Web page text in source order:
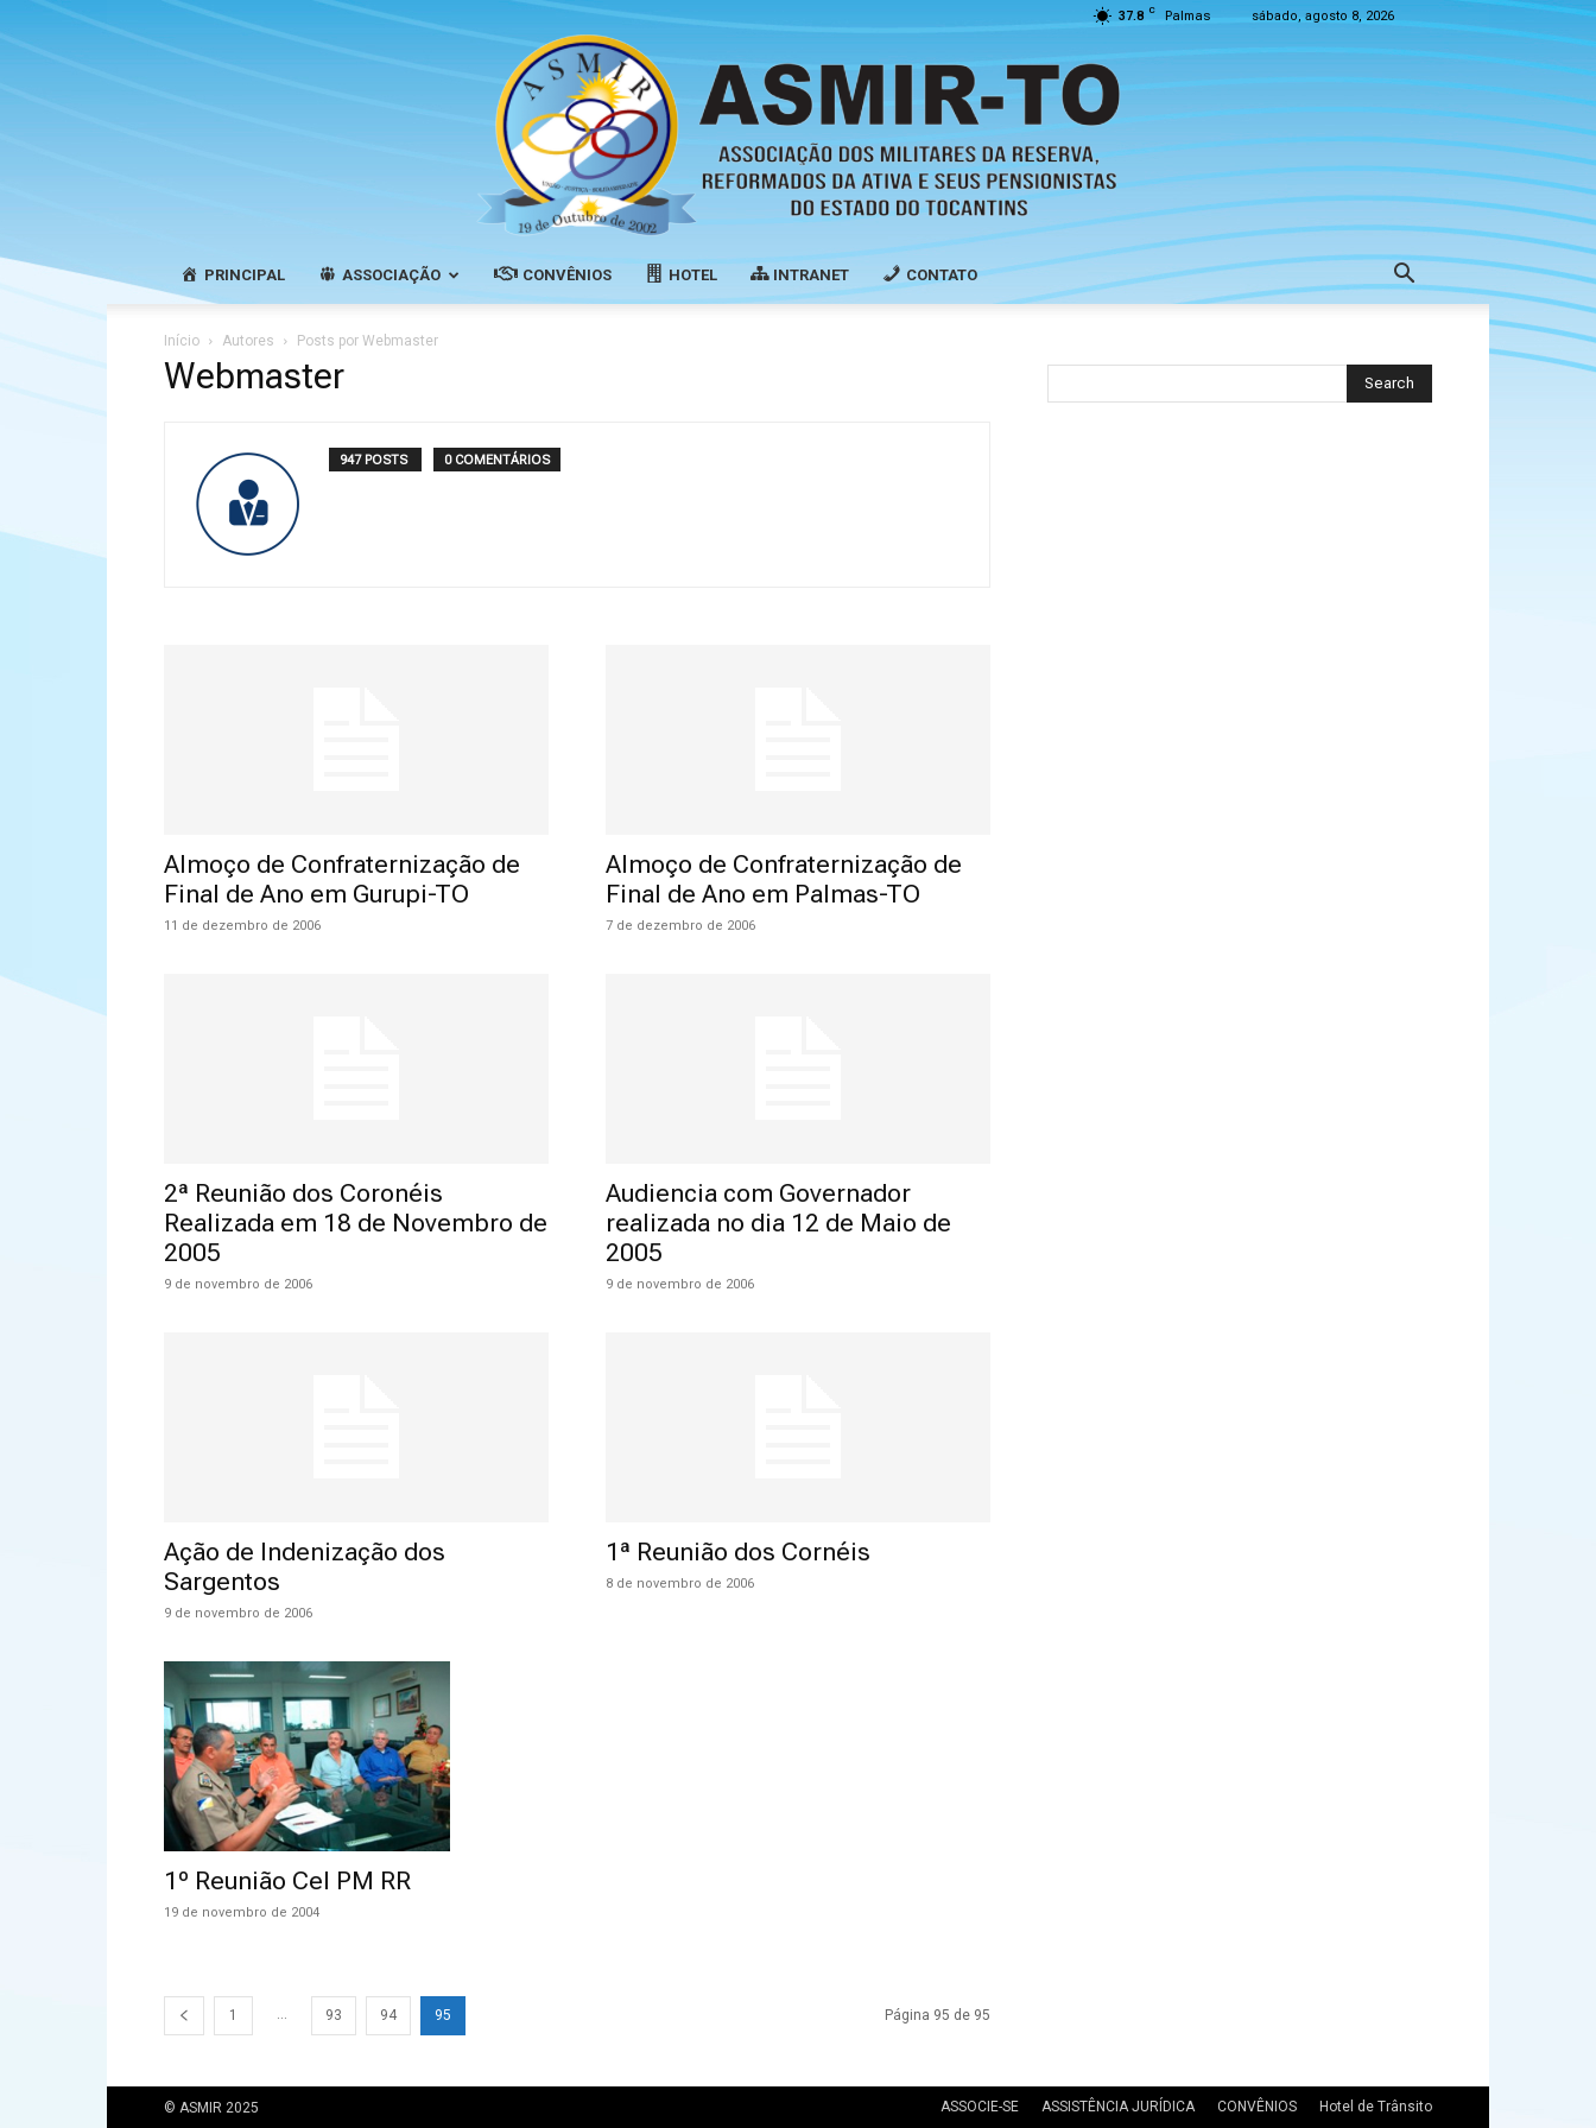
37.8 C Palmas sábado, agosto 8, 2026
do
PRINCIPAL ASSOCIAÇÃO CONVÊNIOS HOTEL INTRANET CONTATO
Início Autores Posts por Webmaster
Webmaster
947 POSTS 0 COMENTÁRIOS
Almoço de Confraternização de
Final de Ano em Gurupi-TO
11 de dezembro de 2006
Almoço de Confraternização de
Final de Ano em Palmas-TO
7 de dezembro de 2006
2ª Reunião dos Coronéis
Realizada em 18 de Novembro de
2005
9 de novembro de 2006
Audiencia com Governador
realizada no dia 12 de Maio de
2005
9 de novembro de 2006
Ação de Indenização dos
Sargentos
9 de novembro de 2006
1ª Reunião dos Cornéis
8 de novembro de 2006
1º Reunião Cel PM RR
19 de novembro de 2004
1 ... 93 94 95 Página 95 de 95
ASSOCIE-SE ASSISTÊNCIA JURÍDICA CONVÊNIOS Hotel de Trânsito
© ASMIR 2025